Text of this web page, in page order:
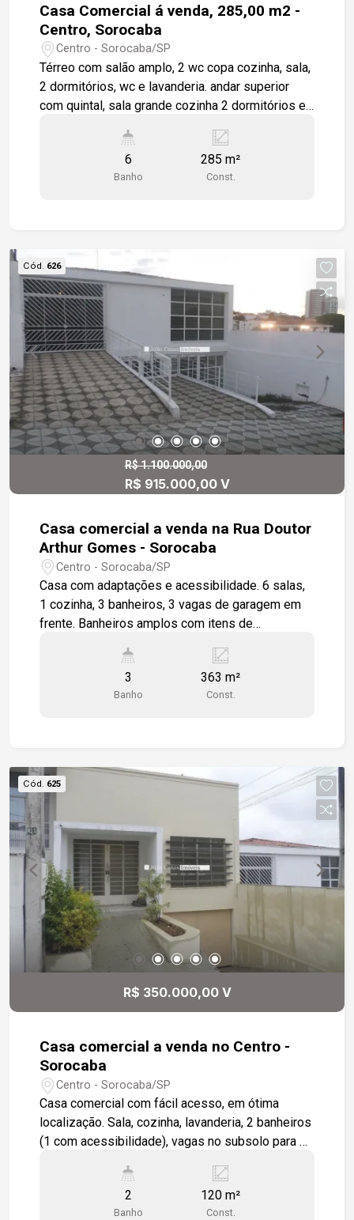
Casa Comercial á venda, 285,00 m2 -
Centro, Sorocaba
Centro - Sorocaba/SP
Térreo com salão amplo, 2 wc copa cozinha, sala,
2 dormitórios, wc e lavanderia. andar superior
com quintal, sala grande cozinha 2 dormitórios e
6
Banho
285 m²
Const.
Cód. 626
R$ 1.100.000,00
R$ 915.000,00 V
Casa comercial a venda na Rua Doutor
Arthur Gomes - Sorocaba
Centro - Sorocaba/SP
Casa com adaptações e acessibilidade. 6 salas,
1 cozinha, 3 banheiros, 3 vagas de garagem em
frente. Banheiros amplos com itens de
ampla opções de serviços públicos. Estamos à
disposição para te atender. Gostaria de saber
mais informações ou agendar uma visita?
3
Banho
363 m²
Const.
Cód. 625
R$ 350.000,00 V
Casa comercial a venda no Centro -
Sorocaba
Centro - Sorocaba/SP
Casa comercial com fácil acesso, em ótima
localização. Sala, cozinha, lavanderia, 2 banheiros
(1 com acessibilidade), vagas no subsolo para 2
disposição para te atender. Gostaria de saber
mais informações ou agendar uma visita?
2
Banho
120 m²
Const.